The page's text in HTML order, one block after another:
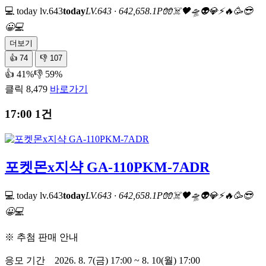
💻 today lv.643todayLV.643 · 642,658.1P🧤☠️🖤🛸👽💎⚡🔥🥳😎
😀💻
더보기
👍 74 👎 107
👍 41%👎 59%
클릭 8,479 바로가기
17:00 1건
포켓몬x지샥 GA-110PKM-7ADR
💻 today lv.643todayLV.643 · 642,658.1P🧤☠️🖤🛸👽💎⚡🔥🥳😎
😀💻
※ 추첨 판매 안내
응모 기간 2026. 8. 7(금) 17:00 ~ 8. 10(월) 17:00